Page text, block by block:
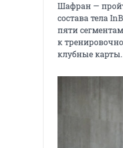
Шафран —
состава тела
пяти
к
клубные карты.